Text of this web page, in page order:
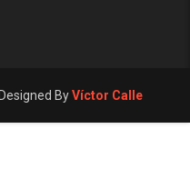
Designed ByVíctor Calle